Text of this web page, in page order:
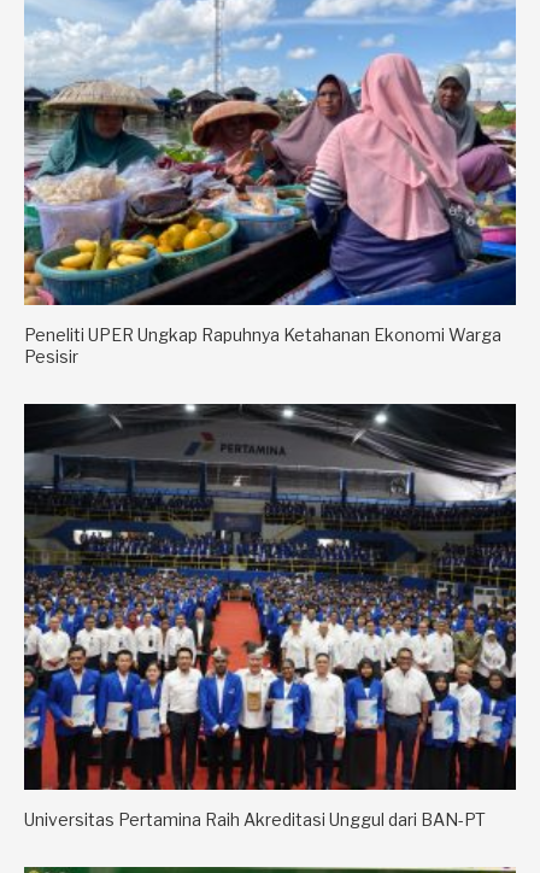
Peneliti UPER Ungkap Rapuhnya Ketahanan Ekonomi Warga
Pesisir
Universitas Pertamina Raih Akreditasi Unggul dari BAN-PT